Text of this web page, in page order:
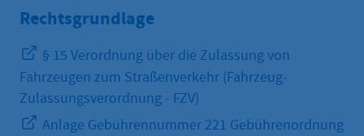
Rechtsgrundlage
§ 15 Verordnung über die Zulassung von
Fahrzeugen zum Straßenverkehr (Fahrzeug-
Zulassungsverordnung - FZV)
Anlage Gebührennummer 221 Gebührenordnung